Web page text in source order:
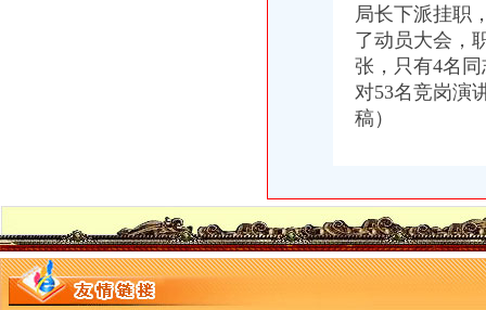
局长下派挂职
了动员大会，
张，只有4名
对53名竞岗演
稿）